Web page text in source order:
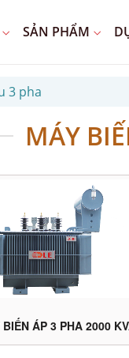
SẢN PHẨM
3 pha
MÁY
BIẾN ÁP 3 PHA 2000